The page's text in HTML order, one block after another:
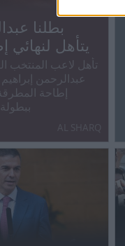
بطلنا
يتأهل
تأهل لاعب المنتخب
عبدالرحمن
إطاحة